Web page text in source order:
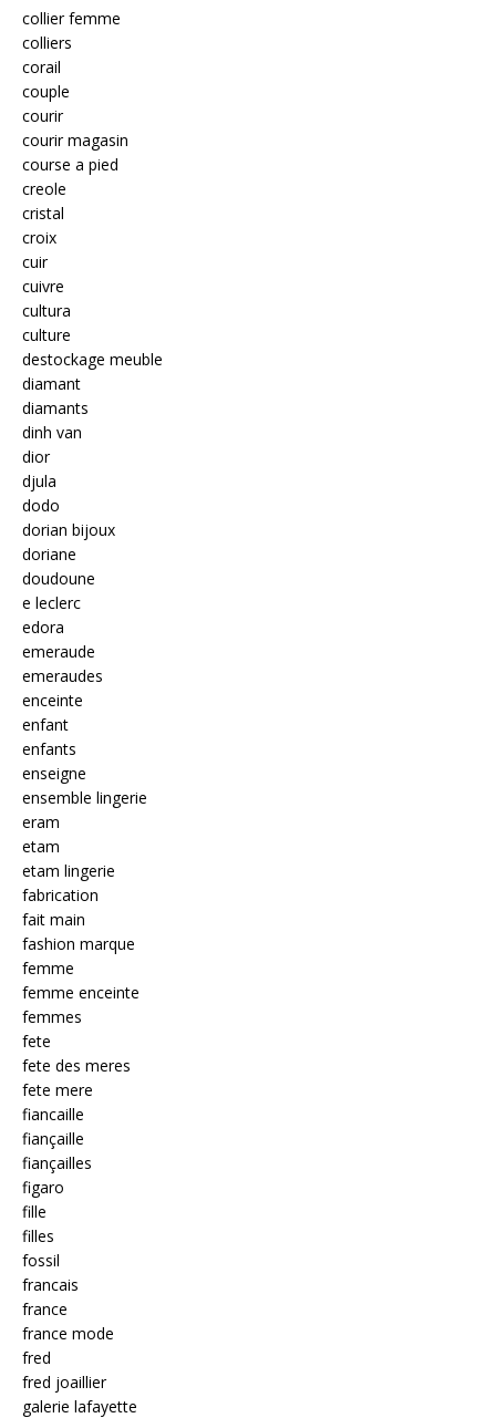
collier femme
colliers
corail
couple
courir
courir magasin
course a pied
creole
cristal
croix
cuir
cuivre
cultura
culture
destockage meuble
diamant
diamants
dinh van
dior
djula
dodo
dorian bijoux
doriane
doudoune
e leclerc
edora
emeraude
emeraudes
enceinte
enfant
enfants
enseigne
ensemble lingerie
eram
etam
etam lingerie
fabrication
fait main
fashion marque
femme
femme enceinte
femmes
fete
fete des meres
fete mere
fiancaille
fiançaille
fiançailles
figaro
fille
filles
fossil
francais
france
france mode
fred
fred joaillier
galerie lafayette